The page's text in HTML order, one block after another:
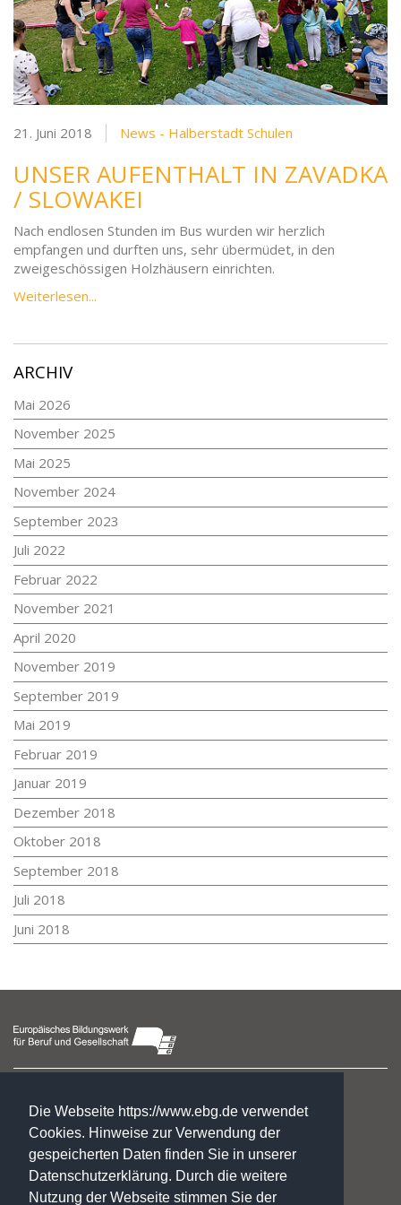
Die Webseite https://www.ebg.de verwendet
Cookies. Hinweise zur Verwendung der
gespeicherten Daten finden Sie in unserer
Datenschutzerklärung. Durch die weitere
Nutzung der Webseite stimmen Sie der
21. Juni 2018 News - Halberstadt Schulen
UNSER AUFENTHALT IN ZAVADKA
/ SLOWAKEI
Nach endlosen Stunden im Bus wurden wir herzlich
empfangen und durften uns, sehr übermüdet, in den
zweigeschössigen Holzhäusern einrichten.
Weiterlesen...
ARCHIV
Mai 2026
November 2025
Mai 2025
November 2024
September 2023
Juli 2022
Februar 2022
November 2021
April 2020
November 2019
September 2019
Mai 2019
Februar 2019
Januar 2019
Dezember 2018
Oktober 2018
September 2018
Juli 2018
Juni 2018
Taubenstraße 24
38820 Halberstadt
Nicole Jebauer
Leiterin